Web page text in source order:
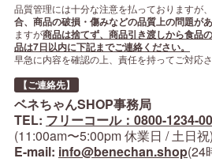
品質管理には十分な注意を払っておりますが
合、商品の破損・傷みなどの品質上の問題が
ますが商品は捨てず、商品引き渡しから食品
品は7日以内に下記までご連絡ください。
早急に内容を確認の上、責任を持ってご対応さ
【ご連絡先】
ベネちゃんSHOP事務局
TEL: フリーコール：0800-1234-
(11:00am〜5:00pm 休業日 / 土日祝)
E-mail: info@benechan.shop(24